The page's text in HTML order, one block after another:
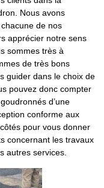
Nous avons
de nos
apprécier notre sens
sommes très à
de très bons
guider dans le choix de
pouvez donc compter
d’une
conforme aux
pour vous donner
concernant les travaux
autres services.